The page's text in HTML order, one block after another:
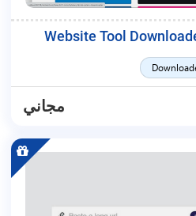
Website Tool
مجاني